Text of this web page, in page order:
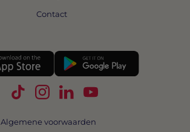
Contact
Volg Swipe4Work op TikTok
Volg Swipe4Work op
Volg Swipe4Work op
Volg Swipe4Work
Algemene voorwaarden